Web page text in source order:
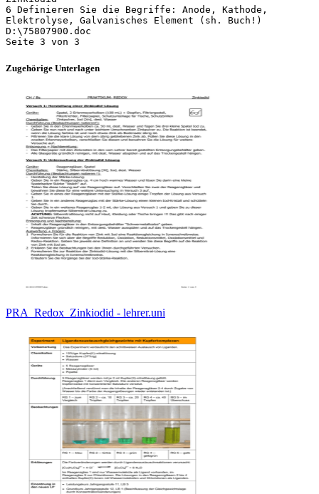
6 Definieren Sie die Begriffe: Anode, Kathode,
Elektrolyse, Galvanisches Element (sh. Buch!)
D:\75807900.doc
Zugehörige Unterlagen
PRA_Redox_Zinkiodid - lehrer.uni